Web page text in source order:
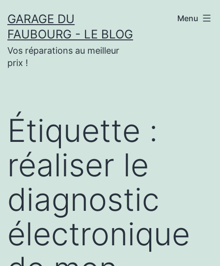
au
contenu
GARAGE DU
FAUBOURG - LE BLOG
Vos réparations au meilleur
prix !
Menu
Étiquette :
réaliser le
diagnostic
électronique